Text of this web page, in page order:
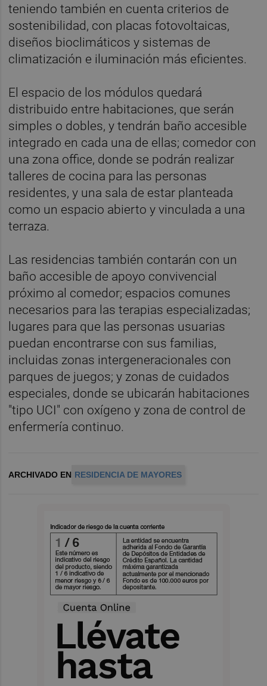
teniendo también en cuenta criterios de
sostenibilidad, con placas fotovoltaicas,
diseños bioclimáticos y sistemas de
climatización e iluminación más eficientes.
El espacio de los módulos quedará
distribuido entre habitaciones, que serán
simples o dobles, y tendrán baño accesible
integrado en cada una de ellas; comedor con
una zona office, donde se podrán realizar
talleres de cocina para las personas
residentes, y una sala de estar planteada
como un espacio abierto y vinculada a una
terraza.
Las residencias también contarán con un
baño accesible de apoyo convivencial
próximo al comedor; espacios comunes
necesarios para las terapias especializadas;
lugares para que las personas usuarias
puedan encontrarse con sus familias,
incluidas zonas intergeneracionales con
parques de juegos; y zonas de cuidados
especiales, donde se ubicarán habitaciones
"tipo UCI" con oxígeno y zona de control de
enfermería continuo.
ARCHIVADO EN RESIDENCIA DE MAYORES